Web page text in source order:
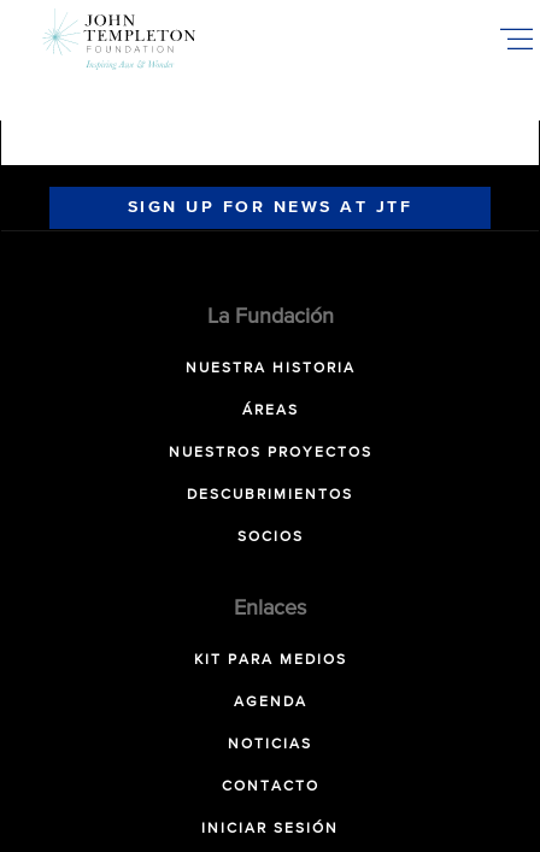
SIGN UP FOR NEWS AT JTF
La Fundación
NUESTRA HISTORIA
ÁREAS
NUESTROS PROYECTOS
DESCUBRIMIENTOS
SOCIOS
Enlaces
KIT PARA MEDIOS
AGENDA
NOTICIAS
CONTACTO
INICIAR SESIÓN